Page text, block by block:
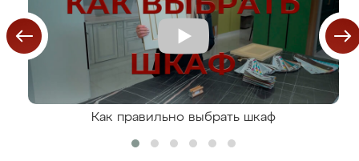
Как правильно выбрать шкаф